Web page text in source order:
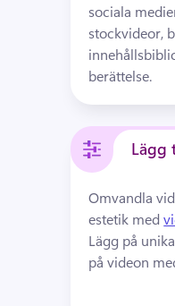
sociala
stockvideor,
berättelse.
Lägg
Omvandla
estetik med
Lägg på
på videon